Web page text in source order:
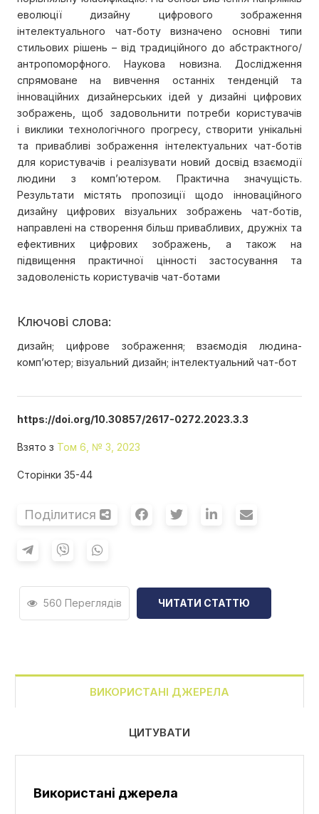
еволюції дизайну цифрового зображення
інтелектуального чат-боту визначено основні типи
стильових рішень – від традиційного до абстрактного/
антропоморфного. Наукова новизна. Дослідження
спрямоване на вивчення останніх тенденцій та
інноваційних дизайнерських ідей у дизайні цифрових
зображень, щоб задовольнити потреби користувачів
і виклики технологічного прогресу, створити унікальні
та привабливі зображення інтелектуальних чат-ботів
для користувачів і реалізувати новий досвід взаємодії
людини з комп’ютером. Практична значущість.
Результати містять пропозиції щодо інноваційного
дизайну цифрових візуальних зображень чат-ботів,
направлені на створення більш привабливих, дружніх та
ефективних цифрових зображень, а також на
підвищення практичної цінності застосування та
задоволеність користувачів чат-ботами
Ключові слова:
дизайн; цифрове зображення; взаємодія людина-
комп’ютер; візуальний дизайн; інтелектуальний чат-бот
https://doi.org/10.30857/2617-0272.2023.3.3
Взято з Том 6, № 3, 2023
Сторінки 35-44
Поділитися
560 Переглядів ЧИТАТИ СТАТТЮ
ВИКОРИСТАНІ ДЖЕРЕЛА
ЦИТУВАТИ
Використані джерела